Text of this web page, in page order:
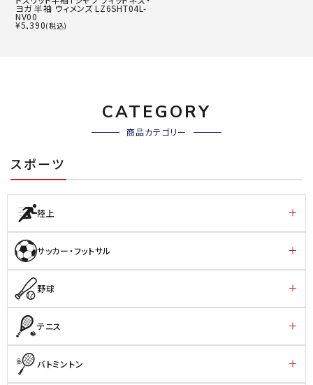
ヨガ 半袖 ウィメンズ LZ6SHT04L-
NV00
¥5,390(税込)
CATEGORY
商品カテゴリー
スポーツ
陸上
サッカー・フットサル
野球
テニス
バトミントン